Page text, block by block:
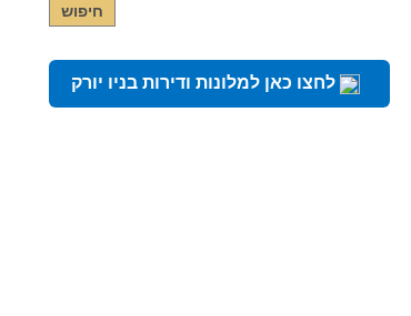
לחצו כאן למלונות ודירות בניו יורק